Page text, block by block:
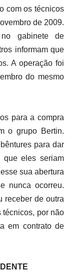
com os técnicos
de 2009.
gabinete de
informam que
A operação foi
do mesmo
para a compra
o grupo Bertin.
para dar
que eles seriam
sua abertura
nunca ocorreu.
receber de outra
técnicos, por não
em contrato de